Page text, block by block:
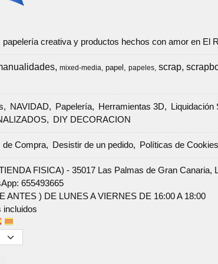
creativa y productos hechos con amor en El
mixed-media papel papeles scrap
NAVIDAD Papelería Herramientas 3D Liquidación
DIY DECORACION
de Compra Desistir de un pedido Políticas de Cookies
FISICA) - 35017 Las Palmas de Gran Canaria,
655493665
) DE LUNES A VIERNES DE 16:00 A 18:00
incluidos